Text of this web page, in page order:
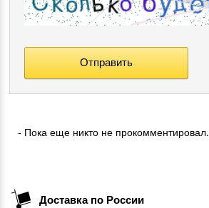
- Пока еще никто не прокомментировал.
Доставка по России